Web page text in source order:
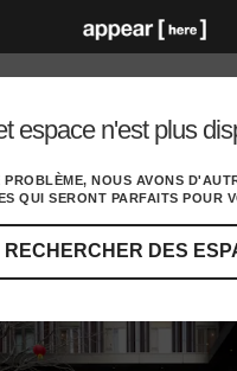
espace n'est plus
PROBLÈME, NOUS AVONS
QUI SERONT PARFAITS POUR
RECHERCHER DES
Manchester -
Manchester